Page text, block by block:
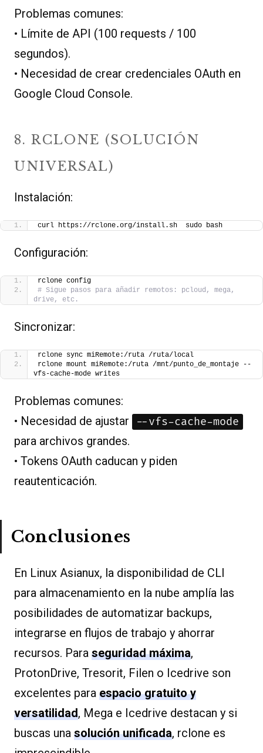
Problemas comunes:
• Límite de API (100 requests / 100
segundos).
• Necesidad de crear credenciales OAuth en
Google Cloud Console.
8. RCLONE (SOLUCIÓN
UNIVERSAL)
Instalación:
curl https://rclone.org/install.sh  sudo bash
Configuración:
rclone config
# Sigue pasos para añadir remotos: pcloud, mega,
drive, etc.
Sincronizar:
rclone sync miRemote:/ruta /ruta/local
rclone mount miRemote:/ruta /mnt/punto_de_montaje --
vfs-cache-mode writes
Problemas comunes:
• Necesidad de ajustar
--vfs-cache-mode
para archivos grandes.
• Tokens OAuth caducan y piden
reautenticación.
Conclusiones
En Linux Asianux, la disponibilidad de CLI
para almacenamiento en la nube amplía las
posibilidades de automatizar backups,
integrarse en flujos de trabajo y ahorrar
recursos. Para seguridad máxima,
ProtonDrive, Tresorit, Filen o Icedrive son
excelentes para espacio gratuito y
versatilidad, Mega e Icedrive destacan y si
buscas una solución unificada, rclone es